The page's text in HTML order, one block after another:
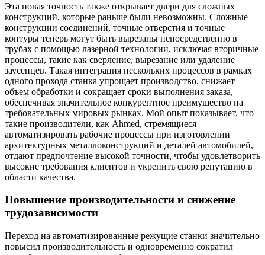
Эта новая точность также открывает двери для сложных
конструкций, которые раньше были невозможны. Сложные
конструкции соединений, точные отверстия и точные
контуры теперь могут быть вырезаны непосредственно в
трубах с помощью лазерной технологии, исключая вторичные
процессы, такие как сверление, вырезание или удаление
заусенцев. Такая интеграция нескольких процессов в рамках
одного прохода станка упрощает производство, снижает
объем обработки и сокращает сроки выполнения заказа,
обеспечивая значительное конкурентное преимущество на
требовательных мировых рынках. Мой опыт показывает, что
такие производители, как Ahmed, стремящиеся
автоматизировать рабочие процессы при изготовлении
архитектурных металлоконструкций и деталей автомобилей,
отдают предпочтение высокой точности, чтобы удовлетворить
высокие требования клиентов и укрепить свою репутацию в
области качества.
Повышение производительности и снижение
трудозависимости
Переход на автоматизированные режущие станки значительно
повысил производительность и одновременно сократил